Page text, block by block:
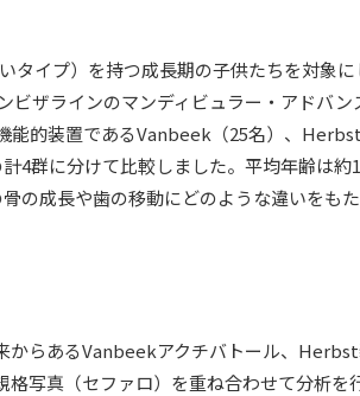
タイプ）を持つ成長期の子供たちを対象
ビザラインのマンディビュラー・アドバン
能的装置であるVanbeek（25名）、Herbst
4群に分けて比較しました。平均年齢は約
の成長や歯の移動にどのような違いをも
からあるVanbeekアクチバトール、
写真（セファロ）を重ね合わせて分析を